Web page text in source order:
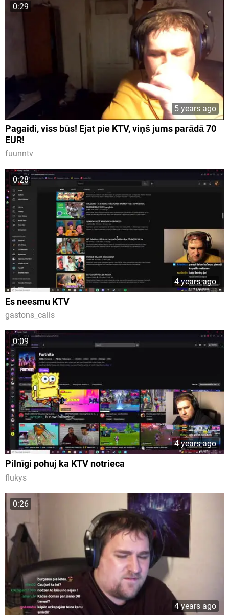
0:29
5 years ago
Pagaidi, viss būs! Ejat pie KTV, viņš jums parādā 70
EUR!
fuunntv
0:28
4 years ago
Es neesmu KTV
gastons_calis
0:09
4 years ago
Pilnīgi pohuj ka KTV notrieca
flukys
0:26
4 years ago